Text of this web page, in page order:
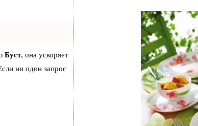
Буст, она ускоряет
ни один запрос
: